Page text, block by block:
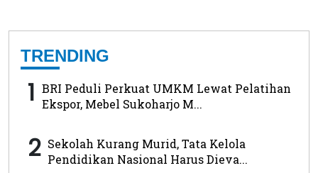
TRENDING
1 BRI Peduli Perkuat UMKM Lewat Pelatihan
Ekspor, Mebel Sukoharjo M...
2 Sekolah Kurang Murid, Tata Kelola
Pendidikan Nasional Harus Dieva...